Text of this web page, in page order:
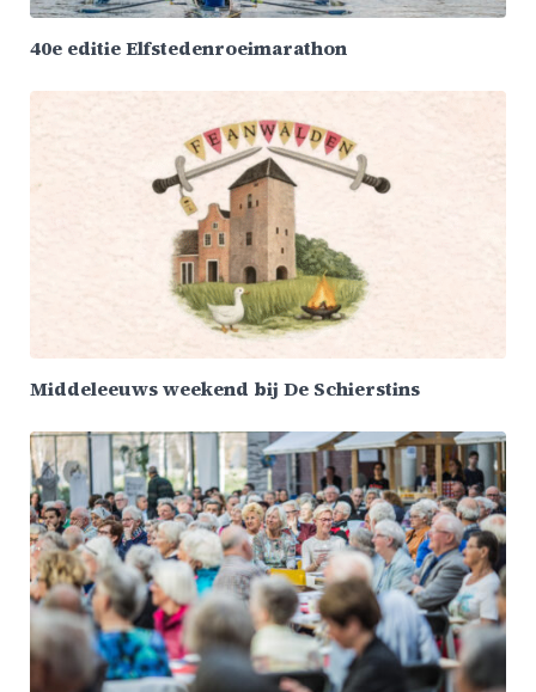
40e editie Elfstedenroeimarathon
Middeleeuws weekend bij De Schierstins